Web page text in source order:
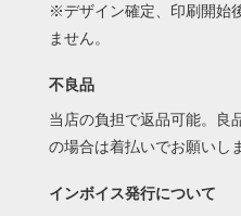
※デザイン確定、印刷開始
ません。
不良品
当店の負担で返品可能。良
の場合は着払いでお願いし
インボイス発行について